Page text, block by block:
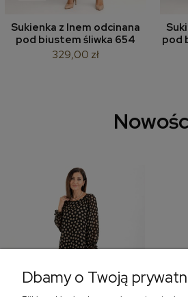
Sukienka z lnem odcinana
pod biustem śliwka 654
329,00 zł
pod
Dbamy o Twoją